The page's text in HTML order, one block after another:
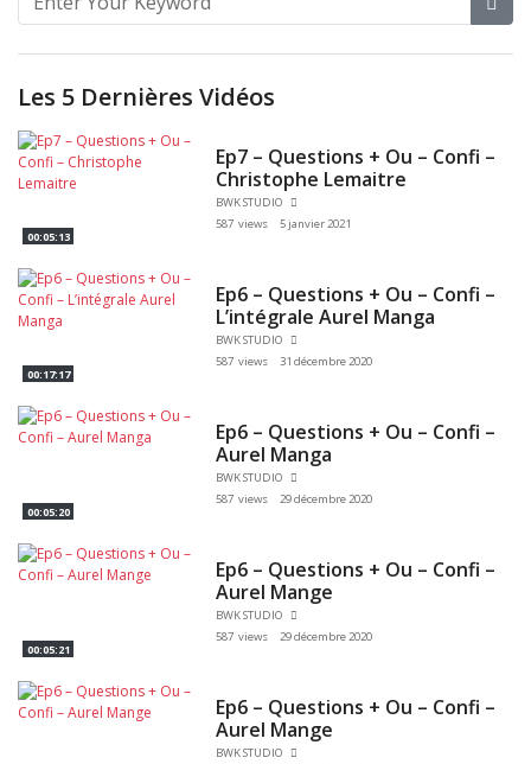
Les 5 Dernières Vidéos
00:05:13
Ep7 – Questions + Ou – Confi –
Christophe Lemaitre
BWK STUDIO
587 views
5 janvier 2021
00:17:17
Ep6 – Questions + Ou – Confi –
L’intégrale Aurel Manga
BWK STUDIO
587 views
31 décembre 2020
00:05:20
Ep6 – Questions + Ou – Confi –
Aurel Manga
BWK STUDIO
587 views
29 décembre 2020
00:05:21
Ep6 – Questions + Ou – Confi –
Aurel Mange
BWK STUDIO
587 views
29 décembre 2020
Ep6 – Questions + Ou – Confi –
Aurel Mange
BWK STUDIO